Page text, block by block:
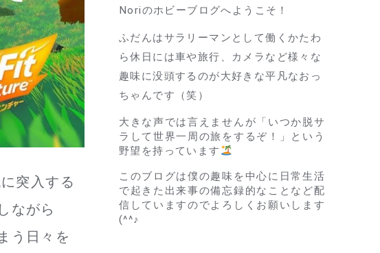
突入する
ながら
う日々を
Noriのホビーブログへようこそ！
ふだんはサラリーマンとして働くかたわ
ら休日には車や旅行、カメラなど様々な
趣味に没頭するのが大好きな平凡なおっ
ちゃんです（笑）
大きな声では言えませんが「いつか脱サ
ラして世界一周の旅をするぞ！」という
野望を持っています
このブログは僕の趣味を中心に日常生活
で起きた出来事の備忘録的なことなど配
信していますのでよろしくお願いします
(^^♪